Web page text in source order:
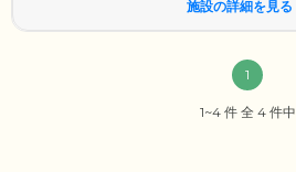
施設の詳細を見る
1
1~4 件 全 4 件中